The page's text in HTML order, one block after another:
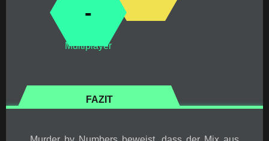
-
Multiplayer
FAZIT